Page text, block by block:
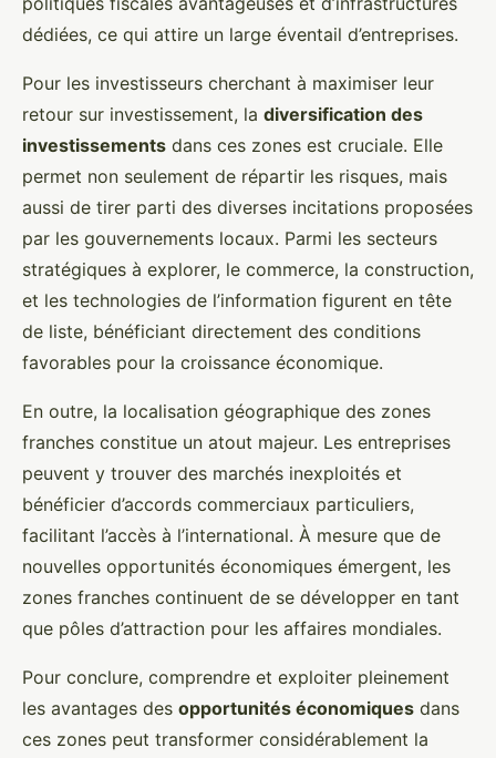
dédiées, ce qui attire un large éventail d’entreprises.
Pour les investisseurs cherchant à maximiser leur
retour sur investissement, la diversification des
investissements dans ces zones est cruciale. Elle
permet non seulement de répartir les risques, mais
aussi de tirer parti des diverses incitations proposées
par les gouvernements locaux. Parmi les secteurs
stratégiques à explorer, le commerce, la construction,
et les technologies de l’information figurent en tête
de liste, bénéficiant directement des conditions
favorables pour la croissance économique.
En outre, la localisation géographique des zones
franches constitue un atout majeur. Les entreprises
peuvent y trouver des marchés inexploités et
bénéficier d’accords commerciaux particuliers,
facilitant l’accès à l’international. À mesure que de
nouvelles opportunités économiques émergent, les
zones franches continuent de se développer en tant
que pôles d’attraction pour les affaires mondiales.
Pour conclure, comprendre et exploiter pleinement
les avantages des opportunités économiques dans
ces zones peut transformer considérablement la